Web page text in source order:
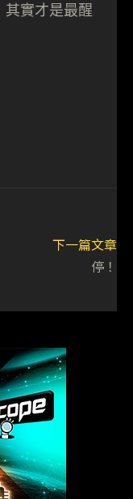
其實才是最醒
下一篇文章
停！